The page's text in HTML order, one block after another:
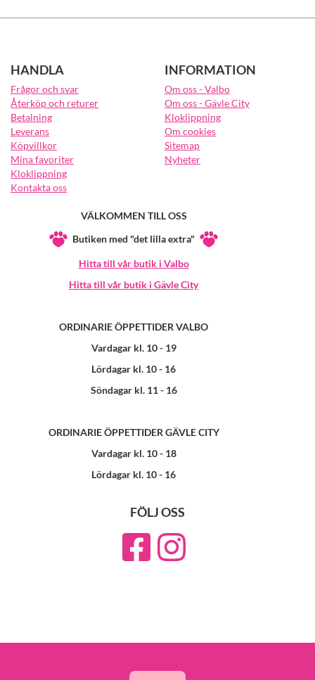
HANDLA
Frågor och svar
Återköp och returer
Betalning
Leverans
Köpvillkor
Mina favoriter
Kloklippning
Kontakta oss
INFORMATION
Om oss - Valbo
Om oss - Gävle City
Kloklippning
Om cookies
Sitemap
Nyheter
VÄLKOMMEN TILL OSS
Butiken med "det lilla extra"
Hitta till vår butik i Valbo
Hitta till vår butik i Gävle City
ORDINARIE ÖPPETTIDER VALBO
Vardagar kl. 10 - 19
Lördagar kl. 10 - 16
Söndagar kl. 11 - 16
ORDINARIE ÖPPETTIDER GÄVLE CITY
Vardagar kl. 10 - 18
Lördagar kl. 10 - 16
FÖLJ OSS